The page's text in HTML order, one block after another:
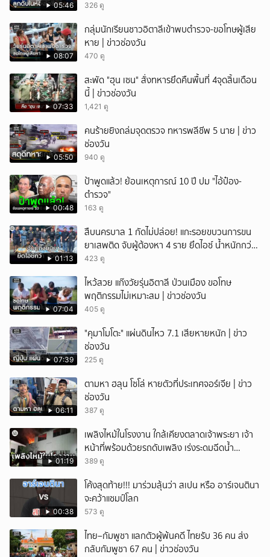
05:46 326 ดู
08:07
กลุ่มนักเรียนชาวอิตาลีเข้าพบตำรวจ-ขอโทษผู้เสีย
หาย | ข่าวช่องวัน
470 ดู
07:33
สะพัด "ฮุน เซน" สั่งทหารยึดคืนพื้นที่ 4จุดสิ้นเดือน
นี้ | ข่าวช่องวัน
1,421 ดู
05:50
คนร้ายยิงถล่มจุดตรวจ ทหารพลีชีพ 5 นาย | ข่าว
ช่องวัน
940 ดู
00:48
ป้าพูดแล้ว! ย้อนเหตุการณ์ 10 ปี ปม "ไอ้ป๋อง-
ตำรวจ"
163 ดู
01:13
สืบนครบาล 1 กัดไม่ปล่อย! แกะรอยขบวนการขน
ยาเสพติด จับผู้ต้องหา 4 ราย ยึดไอซ์ น้ำหนักกว่า
300 กก. ก่อนเข้ากลางกรุง
423 ดู
07:04
ไหว้สวย แก๊งวัยรุ่นอิตาลี ป่วนเมือง ขอโทษ
พฤติกรรมไม่เหมาะสม | ข่าวช่องวัน
405 ดู
07:39
"คุมาโมโตะ" แผ่นดินไหว 7.1 เสียหายหนัก | ข่าว
ช่องวัน
225 ดู
06:11
ตามหา ฮลุน โซโล่ หายตัวที่ประเทศจอร์เจีย | ข่าว
ช่องวัน
387 ดู
01:19
เพลิงไหม้ในโรงงาน ใกล้เคียงตลาดเจ้าพระยา เจ้า
หน้าที่พร้อมด้วยรถดับเพลิง เร่งระดมฉีดน้ำ
จ.นนทบุรี
389 ดู
00:38
โค้งสุดท้าย!!! มาร่วมลุ้นว่า สเปน หรือ อาร์เจนตินา
จะคว้าแชมป์โลก
573 ดู
ไทย–กัมพูชา แลกตัวผู้พ้นคดี ไทยรับ 36 คน ส่ง
กลับกัมพูชา 67 คน | ข่าวช่องวัน